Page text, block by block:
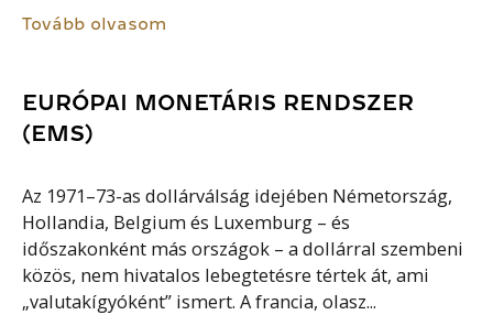
Tovább olvasom
EURÓPAI MONETÁRIS RENDSZER
(EMS)
Az 1971–73-as dollárválság idejében Németország,
Hollandia, Belgium és Luxemburg – és
időszakonként más országok – a dollárral szembeni
közös, nem hivatalos lebegtetésre tértek át, ami
„valutakígyóként” ismert. A francia, olasz...